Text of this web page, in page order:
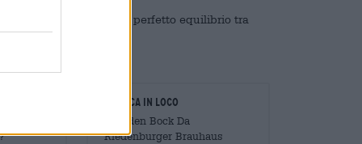
Dolden Bock ha un perfetto equilibrio tra
Verifica in loco
È Dolden Bock Da
Riedenburger Brauhaus